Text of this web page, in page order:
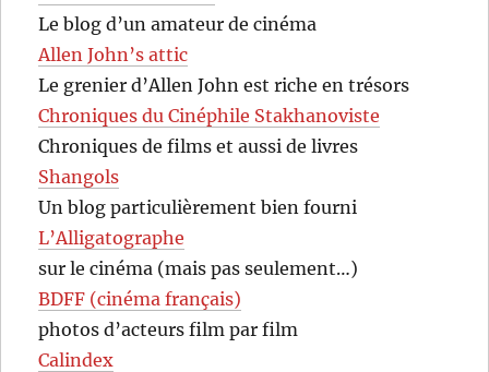
Le blog d’un amateur de cinéma
Allen John’s attic
Le grenier d’Allen John est riche en trésors
Chroniques du Cinéphile Stakhanoviste
Chroniques de films et aussi de livres
Shangols
Un blog particulièrement bien fourni
L’Alligatographe
sur le cinéma (mais pas seulement…)
BDFF (cinéma français)
photos d’acteurs film par film
Calindex